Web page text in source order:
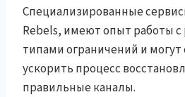
Специализированные
Rebels, имеют опыт работы
типами ограничений и
ускорить процесс
правильные каналы.